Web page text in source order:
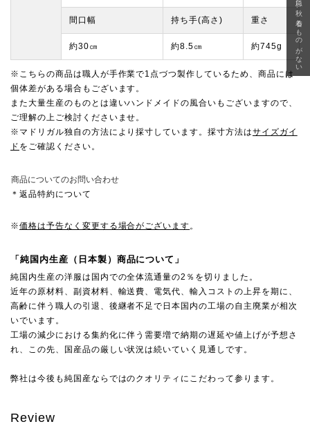
間口幅 持ち手(高さ) 重さ
約30㎝ 約8.5㎝ 約745g
※こちらの商品は職人が手作業で1点づつ製作しているため、商品には
個体差がある場合もございます。
また大量生産のものとは違いハンドメイドの風合いもございますので、
ご理解の上ご検討くださいませ。
※マドリガル独自の方法により採寸しています。採寸方法はサイズガイ
ド をご確認ください。
商品についてのお問い合わせ
＊返品特約について
※価格は予告なく変更する場合がございます。
「純国内生産（日本製）商品について」
純国内生産の洋服は国内での全体流通量の2％を切りました。
近年の原材料、副資材料、輸送費、電気代、輸入コストの上昇を期に、
高齢に伴う職人の引退、後継者不足で日本国内の工場の自主廃業が相次
いでいます。
工場の減少における集約化に伴う需要増で納期の遅延や値上げが予想さ
れ、この先、国産品の厳しい状況は続いていく見通しです。
弊社は今後も純国産ならではのクオリティにこだわって参ります。
Review
急に秋、着るものがない